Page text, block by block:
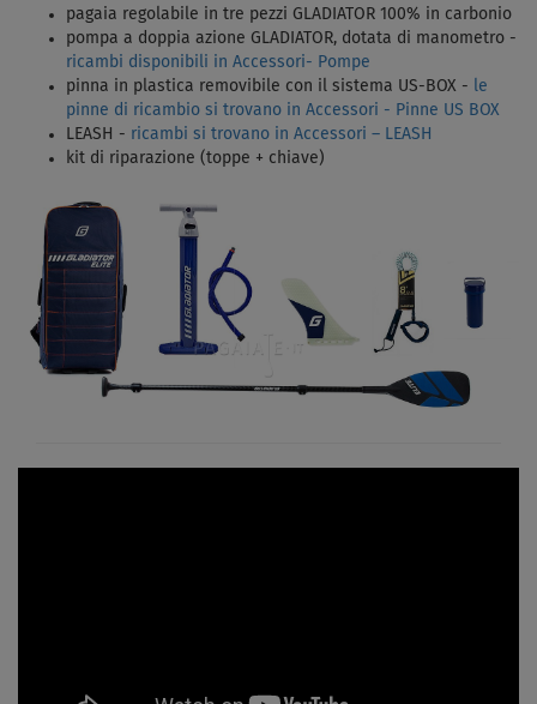
pagaia regolabile in tre pezzi GLADIATOR 100% in carbonio
pompa a doppia azione GLADIATOR, dotata di manometro -
ricambi disponibili in Accessori- Pompe
pinna in plastica removibile con il sistema US-BOX - le
pinne di ricambio si trovano in Accessori - Pinne US BOX
LEASH - ricambi si trovano in Accessori – LEASH
kit di riparazione (toppe + chiave)